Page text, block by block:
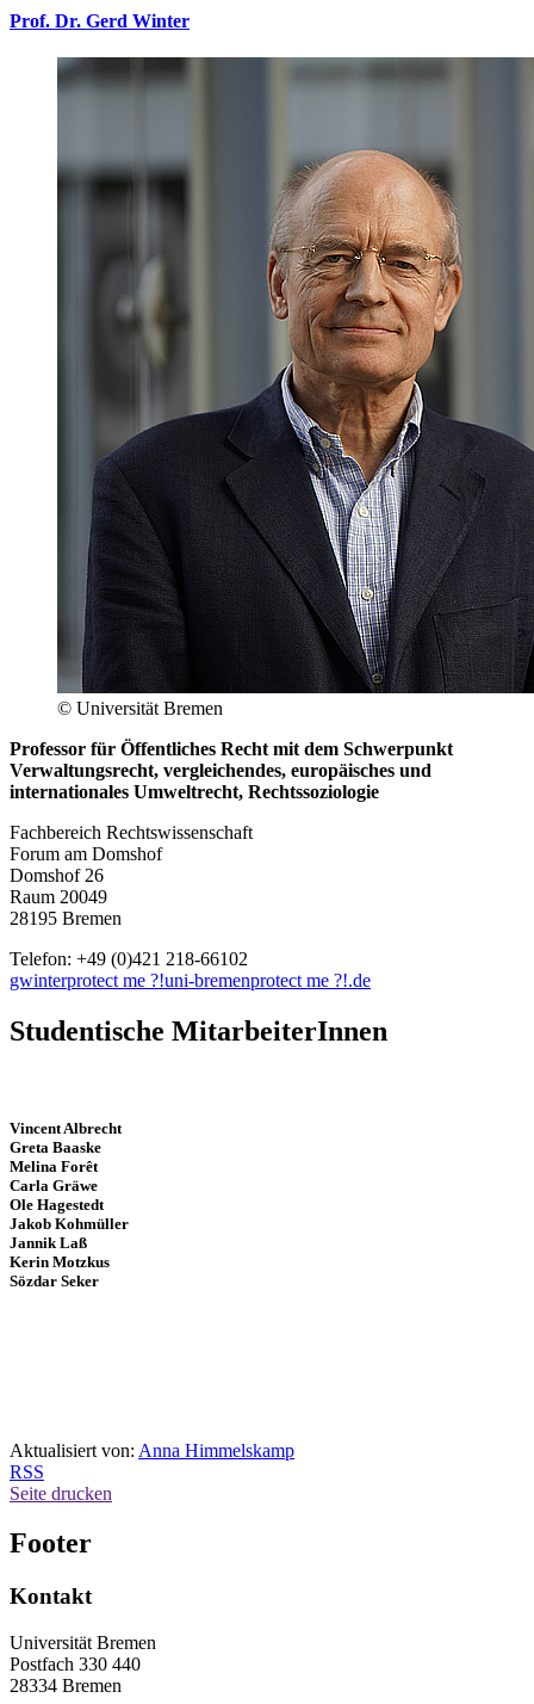
Prof. Dr. Gerd Winter
© Universität Bremen
Professor für Öffentliches Recht mit dem Schwerpunkt
Verwaltungsrecht, vergleichendes, europäisches und
internationales Umweltrecht, Rechtssoziologie
Fachbereich Rechtswissenschaft
Forum am Domshof
Domshof 26
Raum 20049
28195 Bremen
Telefon: +49 (0)421 218-66102
gwinterprotect me ?!uni-bremenprotect me ?!.de
Studentische MitarbeiterInnen
Vincent Albrecht
Greta Baaske
Melina Forêt
Carla Gräwe
Ole Hagestedt
Jakob Kohmüller
Jannik Laß
Kerin Motzkus
Sözdar Seker
Aktualisiert von: Anna Himmelskamp
RSS
Seite drucken
Footer
Kontakt
Universität Bremen
Postfach 330 440
28334 Bremen